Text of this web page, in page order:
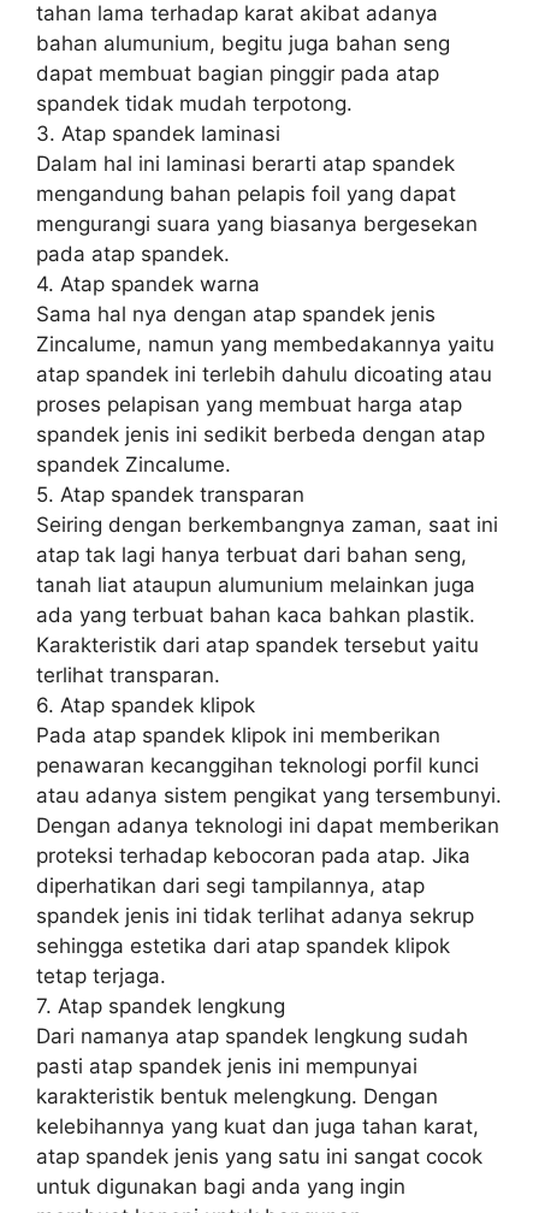
tahan lama terhadap karat akibat adanya
bahan alumunium, begitu juga bahan seng
dapat membuat bagian pinggir pada atap
spandek tidak mudah terpotong.
3. Atap spandek laminasi
Dalam hal ini laminasi berarti atap spandek
mengandung bahan pelapis foil yang dapat
mengurangi suara yang biasanya bergesekan
pada atap spandek.
4. Atap spandek warna
Sama hal nya dengan atap spandek jenis
Zincalume, namun yang membedakannya yaitu
atap spandek ini terlebih dahulu dicoating atau
proses pelapisan yang membuat harga atap
spandek jenis ini sedikit berbeda dengan atap
spandek Zincalume.
5. Atap spandek transparan
Seiring dengan berkembangnya zaman, saat ini
atap tak lagi hanya terbuat dari bahan seng,
tanah liat ataupun alumunium melainkan juga
ada yang terbuat bahan kaca bahkan plastik.
Karakteristik dari atap spandek tersebut yaitu
terlihat transparan.
6. Atap spandek klipok
Pada atap spandek klipok ini memberikan
penawaran kecanggihan teknologi porfil kunci
atau adanya sistem pengikat yang tersembunyi.
Dengan adanya teknologi ini dapat memberikan
proteksi terhadap kebocoran pada atap. Jika
diperhatikan dari segi tampilannya, atap
spandek jenis ini tidak terlihat adanya sekrup
sehingga estetika dari atap spandek klipok
tetap terjaga.
7. Atap spandek lengkung
Dari namanya atap spandek lengkung sudah
pasti atap spandek jenis ini mempunyai
karakteristik bentuk melengkung. Dengan
kelebihannya yang kuat dan juga tahan karat,
atap spandek jenis yang satu ini sangat cocok
untuk digunakan bagi anda yang ingin